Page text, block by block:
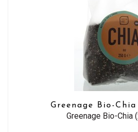
Greenage Bio-
Greenage Bio-Chia